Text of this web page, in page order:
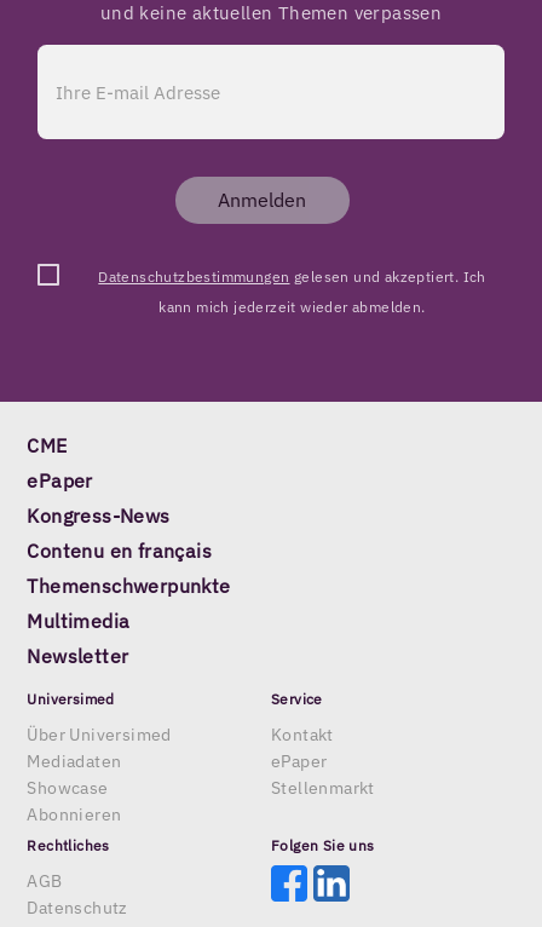
und keine aktuellen Themen verpassen
Anmelden
Datenschutzbestimmungen gelesen und akzeptiert. Ich
kann mich jederzeit wieder abmelden.
CME
ePaper
Kongress-News
Contenu en français
Themenschwerpunkte
Multimedia
Newsletter
Universimed
Über Universimed
Mediadaten
Showcase
Abonnieren
Service
Kontakt
ePaper
Stellenmarkt
Rechtliches
AGB
Datenschutz
Folgen Sie uns